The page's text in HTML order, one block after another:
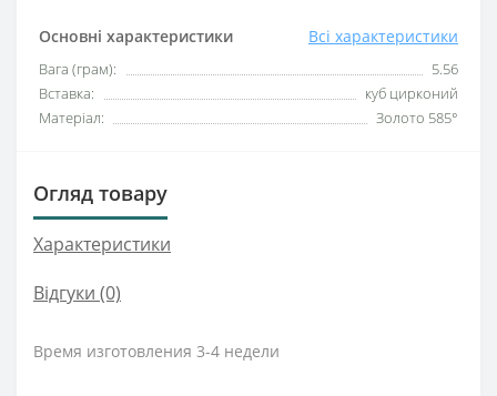
Основні характеристики Всі характеристики
Вага (грам):
5.56
Вставка:
куб цирконий
Матеріал:
Золото 585°
Огляд товару
Характеристики
Відгуки (0)
Время изготовления 3-4 недели